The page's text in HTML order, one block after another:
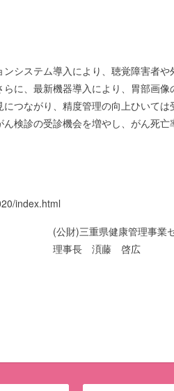
システム導入により、聴覚障害者や
に、最新機器導入により、胃部画像
つながり、精度管理の向上ひいては
検診の受診機会を増やし、がん死亡
index.html
(公財)三重県健康管理事業
理事長 湏藤 啓広